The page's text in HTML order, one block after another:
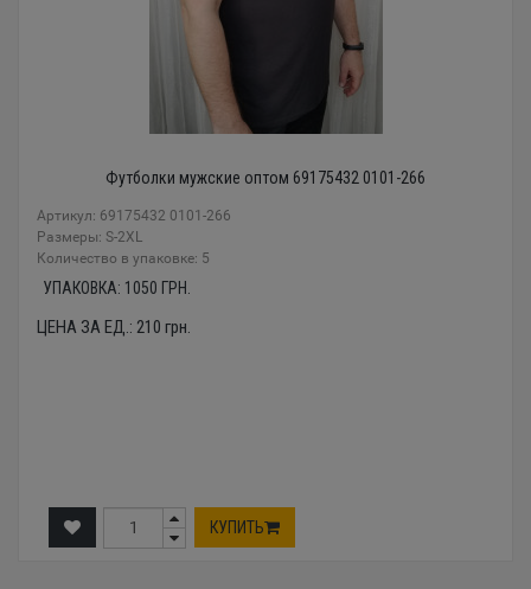
Футболки мужские оптом 69175432 0101-266
Артикул: 69175432 0101-266
Размеры: S-2XL
Количество в упаковке: 5
УПАКОВКА: 1050 ГРН.
ЦЕНА ЗА ЕД.: 210 грн.
КУПИТЬ